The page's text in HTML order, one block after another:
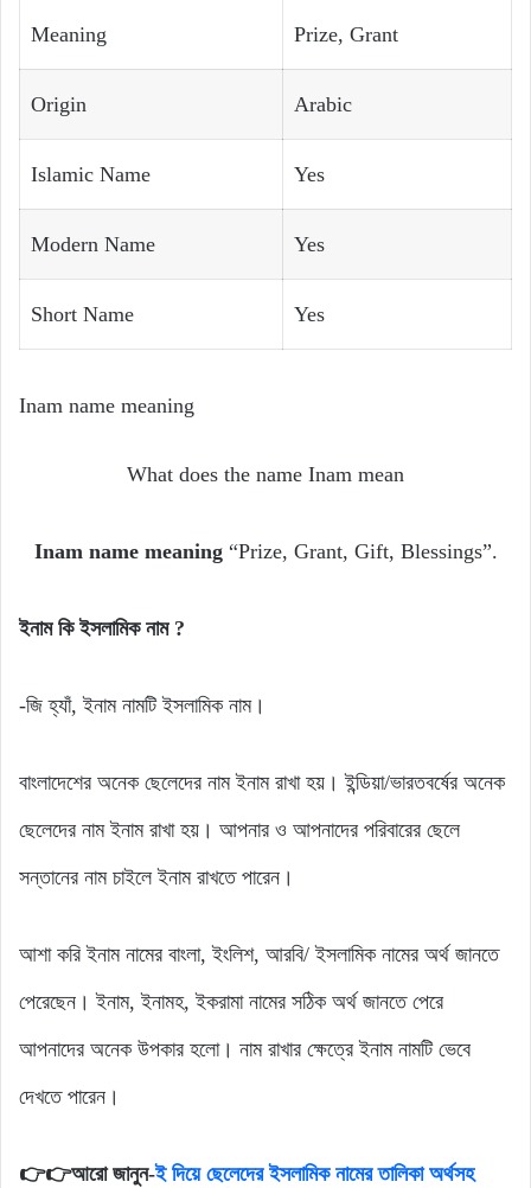
Meaning Prize, Grant
Origin Arabic
Islamic Name Yes
Modern Name Yes
Short Name Yes
Inam name meaning
What does the name Inam mean
Inam name meaning “Prize, Grant, Gift, Blessings”.
ইনাম কি ইসলামিক নাম ?
-জি হ্যাঁ, ইনাম নামটি ইসলামিক নাম।
বাংলাদেশের অনেক ছেলেদের নাম ইনাম রাখা হয়। ইন্ডিয়া/ভারতবর্ষের অনেক
ছেলেদের নাম ইনাম রাখা হয়। আপনার ও আপনাদের পরিবারের ছেলে
সন্তানের নাম চাইলে ইনাম রাখতে পারেন।
আশা করি ইনাম নামের বাংলা, ইংলিশ, আরবি/ ইসলামিক নামের অর্থ জানতে
পেরেছেন। ইনাম, ইনামহ, ইকরামা নামের সঠিক অর্থ জানতে পেরে
আপনাদের অনেক উপকার হলো। নাম রাখার ক্ষেত্রে ইনাম নামটি ভেবে
দেখতে পারেন।
👉👉আরো জানুন-ই দিয়ে ছেলেদের ইসলামিক নামের তালিকা অর্থসহ